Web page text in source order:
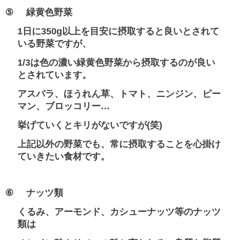
⑤
緑黄色野菜
1 日に350g 以上を目安に摂取すると良いとされて
いる野菜ですが、
1/3は色の濃い緑黄色野菜から摂取するのが良い
とされています。
アスパラ、ほうれん草、トマト、ニンジン、ピー
マン、ブロッコリー…
挙げていくとキリがないですが(笑)
上記以外の野菜でも、常に摂取することを心掛け
ていきたい食材です。
⑥
ナッツ類
くるみ、アーモンド、カシューナッツ等のナッツ
類は